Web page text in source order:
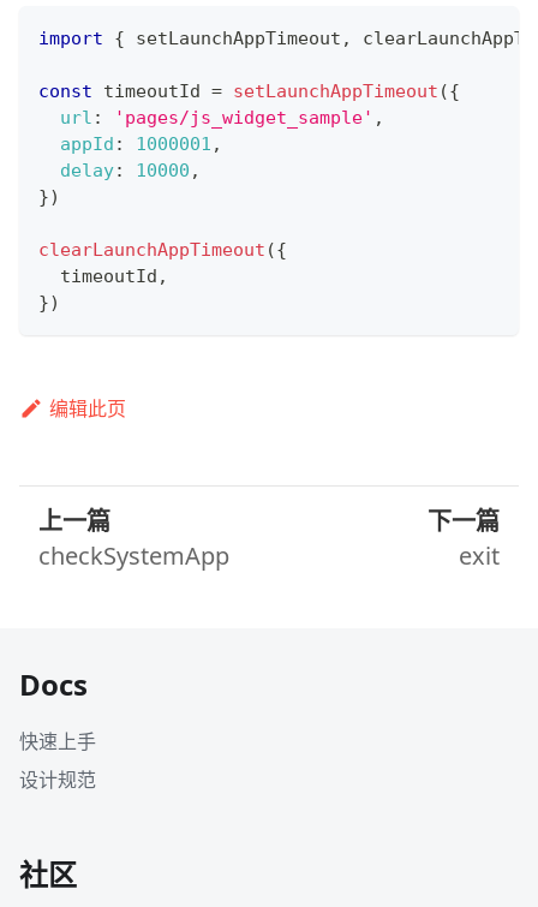
import { setLaunchAppTimeout ,
const timeoutId = setLaunchAppTimeout ({
url : 'pages/js_widget_sample' ,
appId : 1000001 ,
delay: 10000 ,
})
clearLaunchAppTimeout ({
  timeoutId
,
})
编辑此页
上一篇
checkSystemApp
下一篇
exit
Docs
快速上手
设计规范
社区